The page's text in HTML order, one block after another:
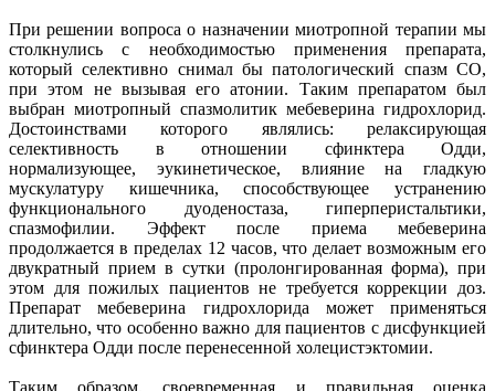
При решении вопроса о назначении миотропной терапии мы
столкнулись с необходимостью применения препарата,
который селективно снимал бы патологический спазм СО,
при этом не вызывая его атонии. Таким препаратом был
выбран миотропный спазмолитик мебеверина гидрохлорид.
Достоинствами которого являлись: релаксирующая
селективность в отношении сфинктера Одди,
нормализующее, эукинетическое, влияние на гладкую
мускулатуру кишечника, способствующее устранению
функционального дуоденостаза, гиперперистальтики,
спазмофилии. Эффект после приема мебеверина
продолжается в пределах 12 часов, что делает возможным его
двукратный прием в сутки (пролонгированная форма), при
этом для пожилых пациентов не требуется коррекции доз.
Препарат мебеверина гидрохлорида может применяться
длительно, что особенно важно для пациентов с дисфункцией
сфинктера Одди после перенесенной холецистэктомии.
Таким образом, своевременная и правильная оценка